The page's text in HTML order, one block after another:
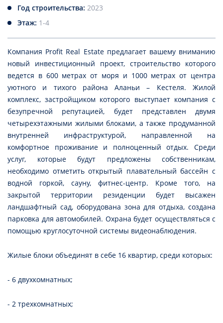
Год строительства: 2023
Этаж: 1-4
Компания Profit Real Estate предлагает вашему вниманию
новый инвестиционный проект, строительство которого
ведется в 600 метрах от моря и 1000 метрах от центра
уютного и тихого района Аланьи – Кестеля. Жилой
комплекс, застройщиком которого выступает компания с
безупречной репутацией, будет представлен двумя
четырехэтажными жилыми блоками, а также продуманной
внутренней инфраструктурой, направленной на
комфортное проживание и полноценный отдых. Среди
услуг, которые будут предложены собственникам,
необходимо отметить открытый плавательный бассейн с
водной горкой, сауну, фитнес-центр. Кроме того, на
закрытой территории резиденции будет высажен
ландшафтный сад, оборудована зона для отдыха, создана
парковка для автомобилей. Охрана будет осуществляться с
помощью круглосуточной системы видеонаблюдения.
Жилые блоки объединят в себе 16 квартир, среди которых:
- 6 двухкомнатных;
- 2 трехкомнатных;